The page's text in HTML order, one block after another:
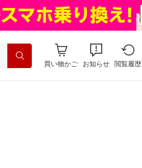
買い物かご お知らせ 閲覧履歴